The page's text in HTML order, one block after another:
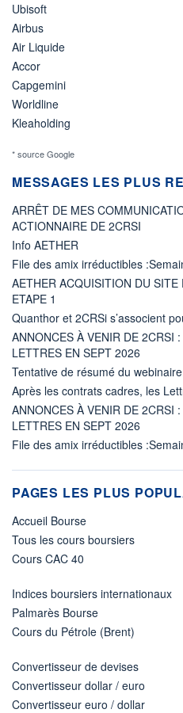
Ubisoft
Airbus
Air Liquide
Accor
Capgemini
Worldline
Kleaholding
* source Google
MESSAGES LES PLUS
ARRÊT DE MES
ACTIONNAIRE DE 2CRSI
Info AETHER
File des amix irréductibles
AETHER ACQUISITION DU
ETAPE 1
Quanthor et 2CRSi s’associent
ANNONCES À VENIR DE 2CRSI
LETTRES EN SEPT 2026
Tentative de résumé du
Après les contrats cadres, les
ANNONCES À VENIR DE 2CRSI
LETTRES EN SEPT 2026
File des amix irréductibles
PAGES LES PLUS
Accueil Bourse
Tous les cours boursiers
Cours CAC 40
Indices boursiers internationaux
Palmarès Bourse
Cours du Pétrole (Brent)
Convertisseur de devises
Convertisseur dollar / euro
Convertisseur euro / dollar